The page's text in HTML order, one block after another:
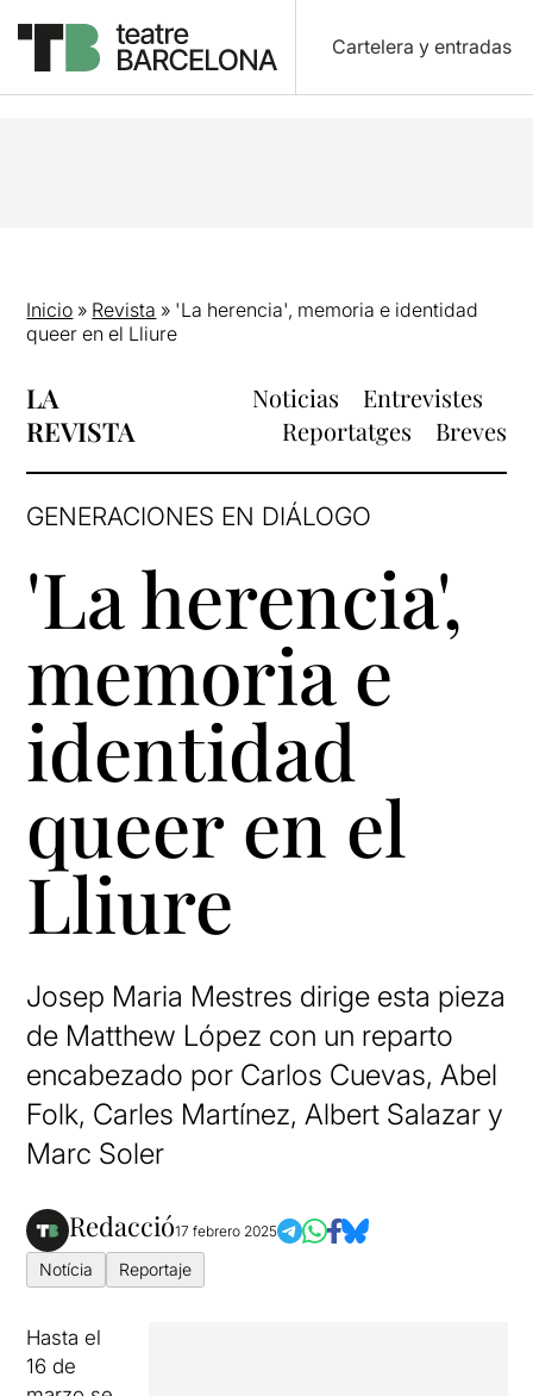
Cartelera y entradas
Inicio » Revista » 'La herencia', memoria e identidad
queer en el Lliure
LA
REVISTA
Noticias
Entrevistes
Reportatges
Breves
GENERACIONES EN DIÁLOGO
'La herencia',
memoria e
identidad
queer en el
Lliure
Josep Maria Mestres dirige esta pieza
de Matthew López con un reparto
encabezado por Carlos Cuevas, Abel
Folk, Carles Martínez, Albert Salazar y
Marc Soler
Redacció17 febrero 2025
Notícia Reportaje
Hasta el
16 de